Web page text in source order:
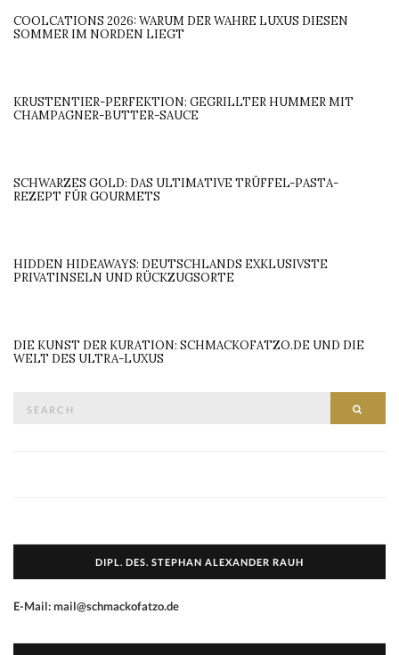
COOLCATIONS 2026: WARUM DER WAHRE LUXUS DIESEN
SOMMER IM NORDEN LIEGT
KRUSTENTIER-PERFEKTION: GEGRILLTER HUMMER MIT
CHAMPAGNER-BUTTER-SAUCE
SCHWARZES GOLD: DAS ULTIMATIVE TRÜFFEL-PASTA-
REZEPT FÜR GOURMETS
HIDDEN HIDEAWAYS: DEUTSCHLANDS EXKLUSIVSTE
PRIVATINSELN UND RÜCKZUGSORTE
DIE KUNST DER KURATION: SCHMACKOFATZO.DE UND DIE
WELT DES ULTRA-LUXUS
DIPL. DES. STEPHAN ALEXANDER RAUH
E-Mail: mail@schmackofatzo.de